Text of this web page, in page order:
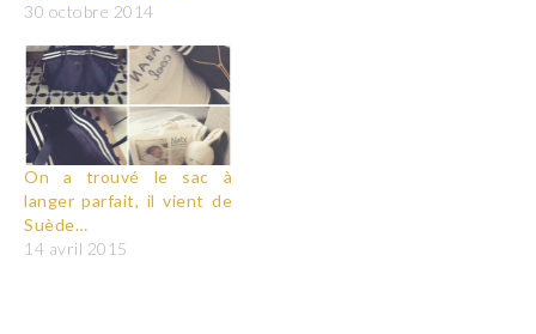
30 octobre 2014
On a trouvé le sac à
langer parfait, il vient de
Suède…
14 avril 2015